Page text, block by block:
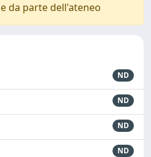
da parte dell'ateneo
ND
ND
ND
ND